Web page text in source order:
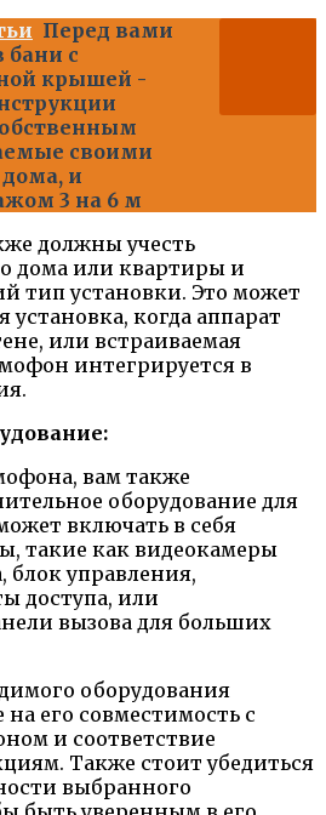
Перед вами
бани с
крышей -
своими
и
3 на 6 м
должны учесть
дома или квартиры и
тип установки. Это может
установка, когда аппарат
или встраиваемая
интегрируется в
вам также
оборудование для
включать в себя
такие как видеокамеры
блок управления,
доступа, или
вызова для больших
оборудования
его совместимость с
и соответствие
Также стоит убедиться
выбранного